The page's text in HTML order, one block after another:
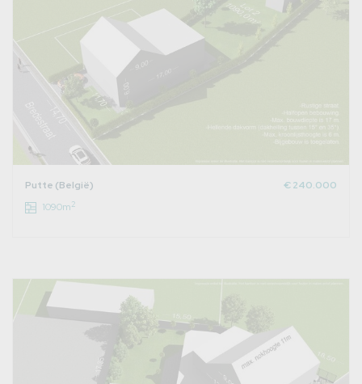
Putte (België)
€ 240.000
1090m2